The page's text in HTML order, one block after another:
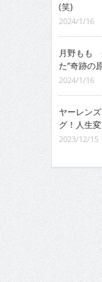
(笑)
2024/1/16
月野もも
た“奇跡の
2024/1/16
ヤーレン
グ！人生
2023/12/15